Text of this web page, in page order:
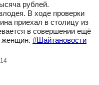
рублей.
В ходе проверки
приехал в столицу из
в совершении ещё
женщин. #Шайтановости